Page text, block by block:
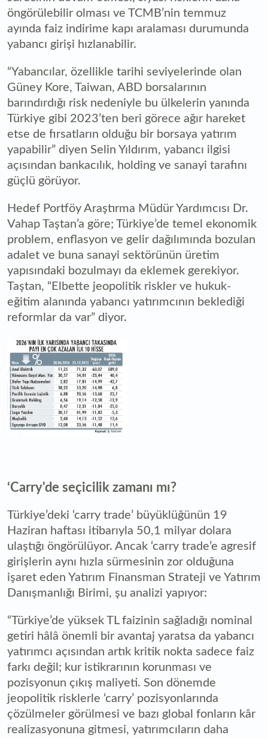
öngörülebilir olması ve TCMB’nin temmuz
ayında faiz indirime kapı aralaması durumunda
yabancı girişi hızlanabilir.
“Yabancılar, özellikle tarihi seviyelerinde olan
Güney Kore, Taiwan, ABD borsalarının
barındırdığı risk nedeniyle bu ülkelerin yanında
Türkiye gibi 2023’ten beri görece ağır hareket
etse de fırsatların olduğu bir borsaya yatırım
yapabilir” diyen Selin Yıldırım, yabancı ilgisi
açısından bankacılık, holding ve sanayi tarafını
güçlü görüyor.
Hedef Portföy Araştırma Müdür Yardımcısı Dr.
Vahap Taştan’a göre; Türkiye’de temel ekonomik
problem, enflasyon ve gelir dağılımında bozulan
adalet ve buna sanayi sektörünün üretim
yapısındaki bozulmayı da eklemek gerekiyor.
Taştan, “Elbette jeopolitik riskler ve hukuk-
eğitim alanında yabancı yatırımcının beklediği
reformlar da var” diyor.
‘Carry'de seçicilik zamanı mı?
Türkiye’deki ‘carry trade’ büyüklüğünün 19
Haziran haftası itibarıyla 50,1 milyar dolara
ulaştığı öngörülüyor. Ancak ‘carry trade’e agresif
girişlerin aynı hızla sürmesinin zor olduğuna
işaret eden Yatırım Finansman Strateji ve Yatırım
Danışmanlığı Birimi, şu analizi yapıyor:
“Türkiye’de yüksek TL faizinin sağladığı nominal
getiri hâlâ önemli bir avantaj yaratsa da yabancı
yatırımcı açısından artık kritik nokta sadece faiz
farkı değil; kur istikrarının korunması ve
pozisyonun çıkış maliyeti. Son dönemde
jeopolitik risklerle ‘carry’ pozisyonlarında
çözülmeler görülmesi ve bazı global fonların kâr
realizasyonuna gitmesi, yatırımcıların daha